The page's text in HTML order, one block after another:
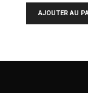
AJOUTER AU